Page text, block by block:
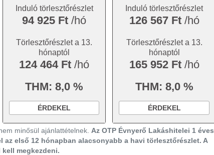
Induló törlesztőrészlet
94 925 Ft /hó
Törlesztőrészlet a 13.
hónaptól
124 464 Ft /hó
THM: 8,0 %
ÉRDEKEL
Induló törlesztőrészlet
126 567 Ft /hó
Törlesztőrészlet a 13.
hónaptól
165 952 Ft /hó
THM: 8,0 %
ÉRDEKEL
minősül ajánlattételnek. Az OTP Évnyerő Lakáshitelei 1 éves
első 12 hónapban alacsonyabb a havi törlesztőrészlet. A
megkezdeni.